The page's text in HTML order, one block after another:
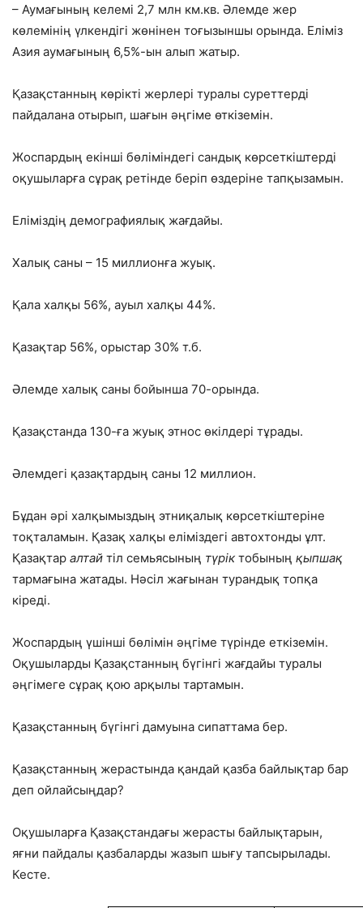
– Аумағының келемі 2,7 млн км.кв. Әлемде жер
көлемінің үлкендігі жөнінен тоғызыншы орында. Еліміз
Азия аумағының 6,5%-ын алып жатыр.
Қазақстанның көрікті жерлері туралы суреттерді
пайдалана отырып, шағын әңгіме өткіземін.
Жоспардың екінші бөліміндегі сандық көрсеткіштерді
оқушыларға сұрақ ретінде беріп өздеріне тапқызамын.
Еліміздің демографиялық жағдайы.
Халық саны – 15 миллионға жуық.
Қала халқы 56%, ауыл халқы 44%.
Қазақтар 56%, орыстар 30% т.б.
Әлемде халық саны бойынша 70-орында.
Қазақстанда 130-ға жуық этнос өкілдері тұрады.
Әлемдегі қазақтардың саны 12 миллион.
Бұдан әрі халқымыздың этниқалық көрсеткіштеріне
тоқталамын. Қазақ халқы еліміздегі автохтонды ұлт.
Қазақтар алтай тіл семьясының түрік тобының қыпшақ
тармағына жатады. Нәсіл жағынан турандық топқа
кіреді.
Жоспардың үшінші бөлімін әңгіме түрінде еткіземін.
Оқушыларды Қазақстанның бүгінгі жағдайы туралы
әңгімеге сұрақ қою арқылы тартамын.
Қазақстанның бүгінгі дамуына сипаттама бер.
Қазақстанның жерастында қандай қазба байлықтар бар
деп ойлайсыңдар?
Оқушыларға Қазақстандағы жерасты байлықтарын,
яғни пайдалы қазбаларды жазып шығу тапсырылады.
Кесте.